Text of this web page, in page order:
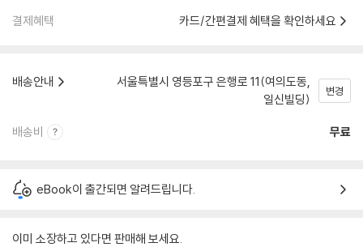
결제혜택 카드/간편결제 혜택을 확인하세요
배송안내
서울특별시 영등포구 은행로 11(여의도동,
일신빌딩)
변경
배송비 무료
eBook이 출간되면 알려드립니다.
이미 소장하고 있다면 판매해 보세요.